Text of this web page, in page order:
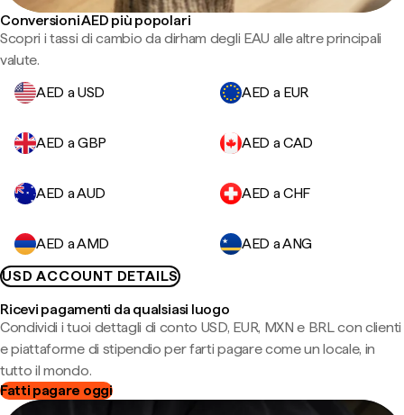
Conversioni AED più popolari
Scopri i tassi di cambio da dirham degli EAU alle altre principali
valute.
AED a USD
AED a EUR
AED a GBP AED a CAD
AED a AUD AED a CHF
AED a AMD
AED a ANG
USD ACCOUNT DETAILS
Ricevi pagamenti da qualsiasi luogo
Condividi i tuoi dettagli di conto USD, EUR, MXN e BRL con clienti
e piattaforme di stipendio per farti pagare come un locale, in
tutto il mondo.
Fatti pagare oggi